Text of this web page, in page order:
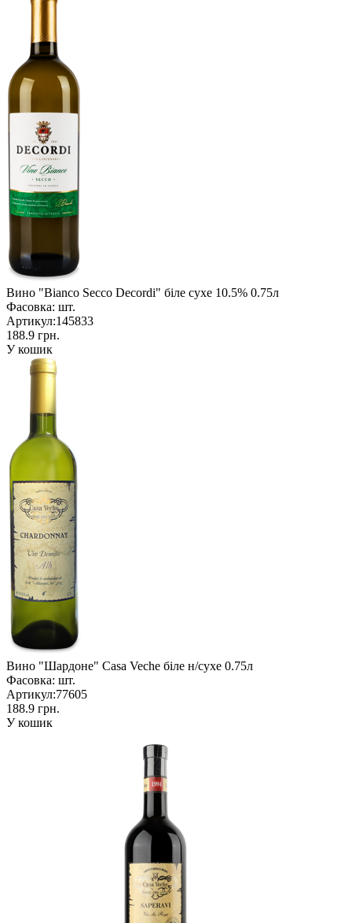
Вино "Bianco Secco Decordi" біле сухе 10.5% 0.75л
Фасовка: шт.
Артикул:145833
188.9 грн.
У кошик
Вино "Шардоне" Casa Veche біле н/сухе 0.75л
Фасовка: шт.
Артикул:77605
188.9 грн.
У кошик